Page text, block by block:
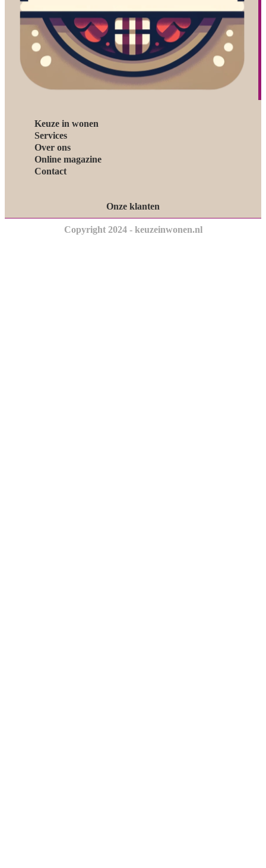
Keuze in wonen
Services
Over ons
Online magazine
Contact
Onze klanten
Copyright 2024 - keuzeinwonen.nl